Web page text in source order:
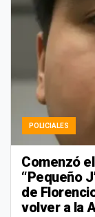
POLICIALES
Comenzó
“Pequeño
de
volver a la